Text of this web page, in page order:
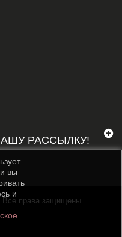
РАССЫЛКУ!
права защищены.
вы
и